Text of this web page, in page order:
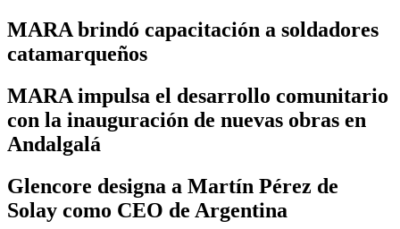
MARA brindó capacitación a soldadores
catamarqueños
MARA impulsa el desarrollo comunitario
con la inauguración de nuevas obras en
Andalgalá
Glencore designa a Martín Pérez de
Solay como CEO de Argentina